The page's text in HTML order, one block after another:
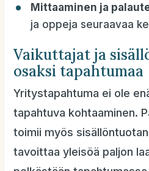
Mittaaminen ja
ja oppeja seuraavaa
Vaikuttajat ja
osaksi tapahtumaa
Yritystapahtuma ei ole
tapahtuva kohtaaminen.
toimii myös
tavoittaa yleisöä paljon